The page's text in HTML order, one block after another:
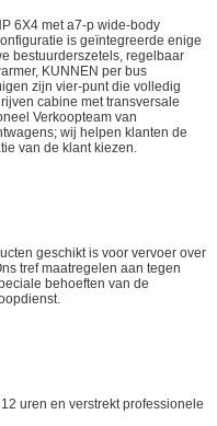
6X4 met a7-p wide-body
is geïntegreerde enige
bestuurderszetels, regelbaar
KUNNEN per bus
zijn vier-punt die volledig
cabine met transversale
Verkoopteam van
wij helpen klanten de
van de klant kiezen.
geschikt is voor vervoer over
tref maatregelen aan tegen
behoeften van de
uren en verstrekt professionele